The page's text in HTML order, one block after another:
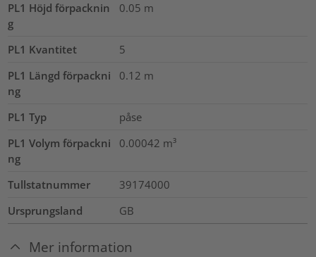
PL1 Höjd förpacknin
g
0.05 m
PL1 Kvantitet
5
PL1 Längd förpackni
ng
0.12 m
PL1 Typ
påse
PL1 Volym förpackni
ng
0.00042 m³
Tullstatnummer
39174000
Ursprungsland
GB
Mer information